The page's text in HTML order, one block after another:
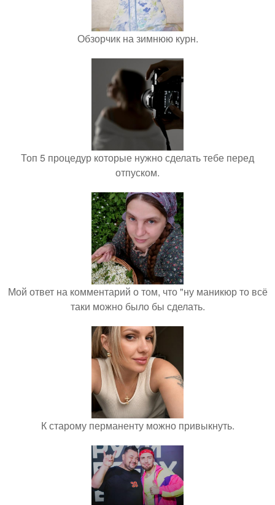
Обзорчик на зимнюю курн.
Топ 5 процедур которые нужно сделать тебе перед
отпуском.
Мой ответ на комментарий о том, что "ну маникюр то всё
таки можно было бы сделать.
К старому перманенту можно привыкнуть.